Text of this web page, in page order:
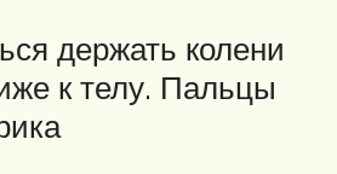
держать колени
к телу. Пальцы